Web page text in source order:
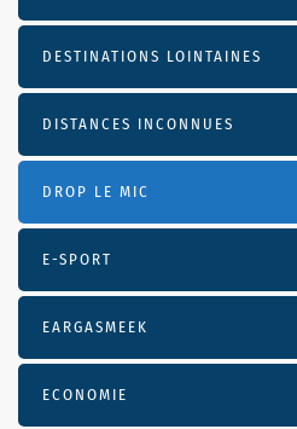
DESTINATIONS LOINTAINES
DISTANCES INCONNUES
DROP LE MIC
E-SPORT
EARGASMEEK
ECONOMIE